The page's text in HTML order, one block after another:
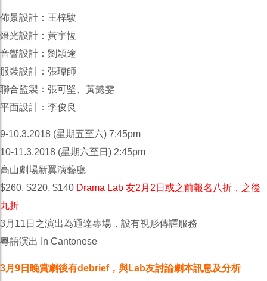
佈景設計：王梓駿
燈光設計：黃宇恆
音響設計：劉穎途
服裝設計：張瑋師
聯合監製：張可堅、黃懿雯
平面設計：李俊良
9-10.3.2018 (星期五至六) 7:45pm
10-11.3.2018 (星期六至日) 2:45pm
高山劇場新翼演藝廳
$260, $220, $140 Drama Lab 友2月2日或之前報名八折， 之後
九折
3月11日之演出為通達專場，設有視形傳譯服務
粵語演出 In Cantonese
3月9日晚賞劇後有debrief，與Lab友討論劇本訊息及分析